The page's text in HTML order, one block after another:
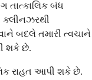
તાત્કાલિક બંધ
ક્લીનઝરથી
બદલે તમારી ત્વચાને
શકે છે.
રાહત આપી શકે છે.